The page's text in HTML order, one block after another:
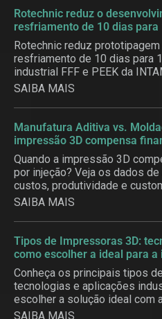
Rotechnic reduz o
resfriamento de 10 dias
Rotechnic reduz
resfriamento de 10 dias para
industrial FFF e PEEK da
SAIBA MAIS
Manufatura Aditiva vs.
impressão 3D compensa
Quando a impressão 3D
por injeção? Veja os dados
custos, produtividade e
SAIBA MAIS
Tipos de Impressoras 3D:
como escolher a ideal para a
Conheça os principais tipos
tecnologias e aplicações
escolher a solução ideal com
SAIBA MAIS